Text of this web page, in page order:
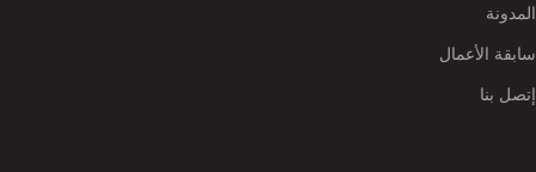
المدونة
سابقة الأعمال
إتصل بنا